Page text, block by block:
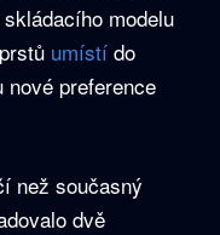
modelu
umístí do
preference
než současný
dvě